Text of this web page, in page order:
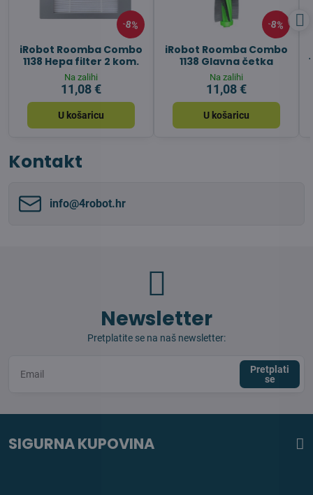
8%
iRobot Roomba Combo
1138 Hepa filter 2 kom.
Na zalihi
11,08 €
U košaricu
8%
iRobot Roomba Combo
1138 Glavna četka
Na zalihi
11,08 €
U košaricu
Kontakt
info​@4robot​.hr
Newsletter
Pretplatite se na naš newsletter:
Pretplati
se
SIGURNA KUPOVINA